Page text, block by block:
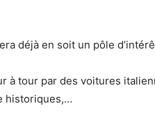
déjà en soit un pôle
à tour par des voitures
historiques,…